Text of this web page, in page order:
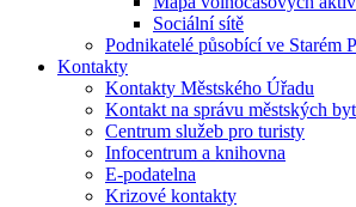
Sociální sítě
Podnikatelé působící ve Starém
Kontakty
Kontakty Městského Úřadu
Kontakt na správu městských
Centrum služeb pro turisty
Infocentrum a knihovna
E-podatelna
Krizové kontakty